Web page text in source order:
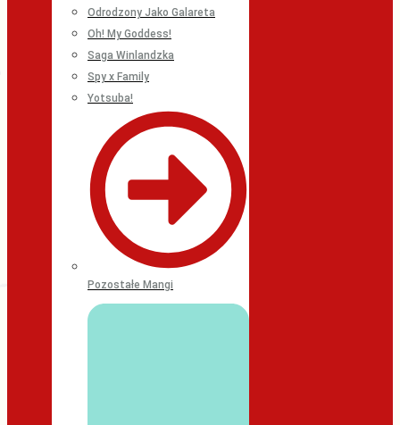
Odrodzony Jako Galareta
Oh! My Goddess!
Saga Winlandzka
Spy x Family
Yotsuba!
Pozostałe Mangi